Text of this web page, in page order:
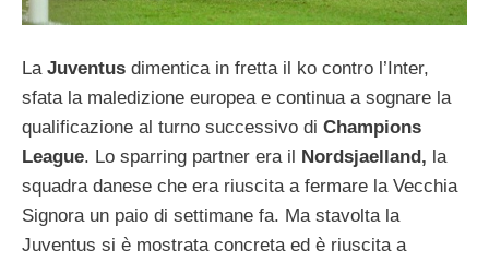
La Juventus dimentica in fretta il ko contro l’Inter,
sfata la maledizione europea e continua a sognare la
qualificazione al turno successivo di Champions
League. Lo sparring partner era il Nordsjaelland, la
squadra danese che era riuscita a fermare la Vecchia
Signora un paio di settimane fa. Ma stavolta la
Juventus si è mostrata concreta ed è riuscita a